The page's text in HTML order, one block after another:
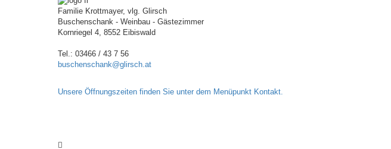
Familie Krottmayer, vlg. Glirsch
Buschenschank - Weinbau - Gästezimmer
Kornriegel 4, 8552 Eibiswald
Tel.: 03466 / 43 7 56
buschenschank@glirsch.at
Unsere Öffnungszeiten finden Sie unter dem Menüpunkt Kontakt.